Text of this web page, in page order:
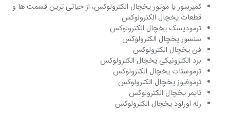
کمپرسور یا موتور یخچال الکترولوکس، از حیاتی ترین قسمت ها و
قطعات یخچال الکترولوکس
ترمودیسک یخچال الکترولوکس
سنسور یخچال الکترولوکس
فن یخچال الکترولوکس
برد الکترونیکی یخچال الکترولوکس
ترموستات یخچال الکترولوکس
ترموفیوز یخچال الکترولوکس
تایمر یخچال الکترولوکس
رله اورلود یخچال الکترولوکس